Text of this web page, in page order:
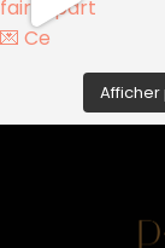
Afficher